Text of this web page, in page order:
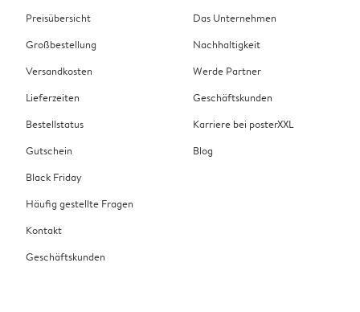
Preisübersicht
Großbestellung
Versandkosten
Lieferzeiten
Bestellstatus
Gutschein
Black Friday
Häufig gestellte Fragen
Kontakt
Geschäftskunden
Das Unternehmen
Nachhaltigkeit
Werde Partner
Geschäftskunden
Karriere bei posterXXL
Blog